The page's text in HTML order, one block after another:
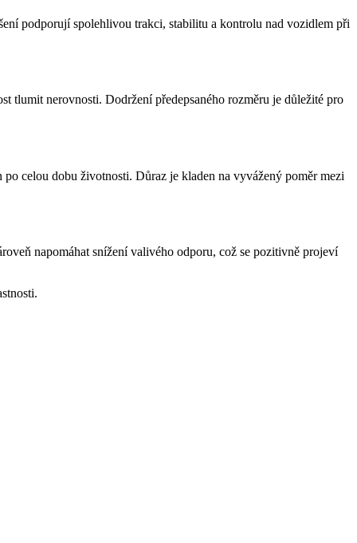
podporují spolehlivou trakci, stabilitu a kontrolu nad vozidlem při
tlumit nerovnosti. Dodržení předepsaného rozměru je důležité pro
celou dobu životnosti. Důraz je kladen na vyvážený poměr mezi
napomáhat snížení valivého odporu, což se pozitivně projeví